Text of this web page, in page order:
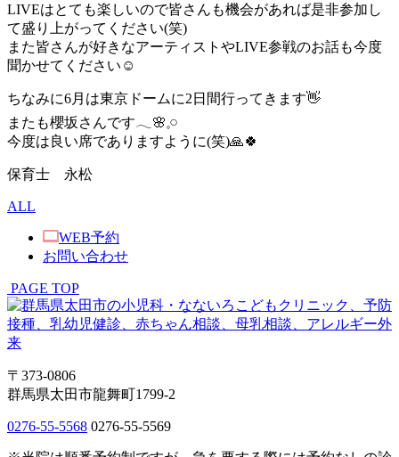
LIVEはとても楽しいので皆さんも機会があれば是非参加し
て盛り上がってください(笑)
また皆さんが好きなアーティストやLIVE参戦のお話も今度
聞かせてください☺️
ちなみに6月は東京ドームに2日間行ってきます👋
またも櫻坂さんです𓂃🌸𓈒𓏸
今度は良い席でありますように(笑)🙏🍀
保育士 永松
ALL
WEB予約
お問い合わせ
PAGE TOP
〒373-0806
群馬県太田市龍舞町1799-2
0276-55-5568 0276-55-5569